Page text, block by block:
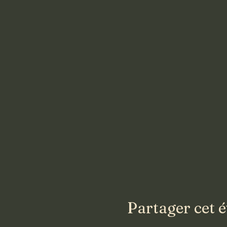
Partager cet